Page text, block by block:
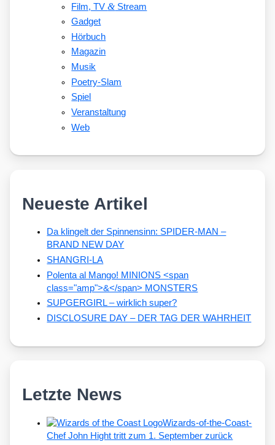
Film, TV&Stream
Gadget
Hörbuch
Magazin
Musik
Poetry-Slam
Spiel
Veranstaltung
Web
Neueste Artikel
Da klingelt der Spinnensinn: SPIDER-MAN –
BRAND NEW DAY
SHANGRI-LA
Polenta al Mango! MINIONS <span
class="amp">&</span> MONSTERS
SUPGERGIRL – wirklich super?
DISCLOSURE DAY – DER TAG DER WAHRHEIT
Letzte News
Wizards-of-the-Coast-
Chef John Hight tritt zum 1. September zurück